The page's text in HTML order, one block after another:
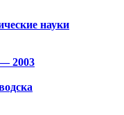
науки
2003